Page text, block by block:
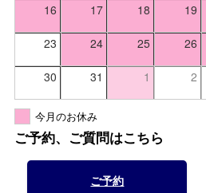
16 17 18 19
23 24 25 26
30 31 1 2
今月のお休み
ご予約、ご質問はこちら
ご予約